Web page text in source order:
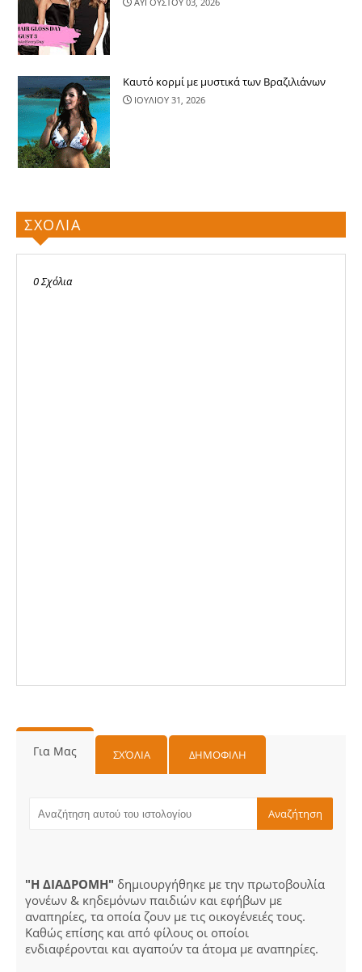
Καυτό κορμί με μυστικά των Βραζιλιάνων
ΙΟΥΛΙΟΥ 31, 2026
ΣΧΟΛΙΑ
0 Σχόλια
Για Μας ΣΧΌΛΙΑ ΔΗΜΟΦΙΛΗ
"Η ΔΙΑΔΡΟΜΗ" δημιουργήθηκε με την πρωτοβουλία
γονέων & κηδεμόνων παιδιών και εφήβων με
αναπηρίες, τα οποία ζουν με τις οικογένειές τους.
Καθώς επίσης και από φίλους οι οποίοι
ενδιαφέρονται και αγαπούν τα άτομα με αναπηρίες.